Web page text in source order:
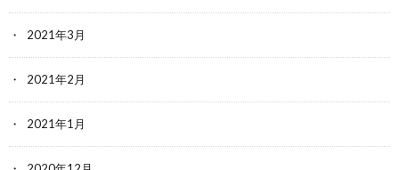
2021年3月
2021年2月
2021年1月